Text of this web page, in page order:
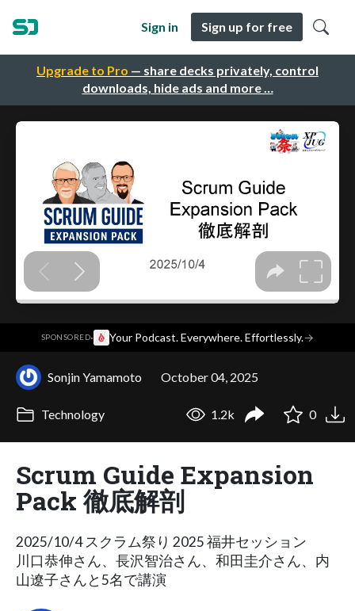
Upgrade to Pro — share decks privately, control
downloads, hide ads and more …
Sign in Sign up for free
SPONSORED· Your Podcast. Everywhere. Effortlessly.→
Sonjin Yamamoto October 04, 2025
Technology 1.2k 0
Scrum Guide Expansion
Pack 徹底解剖
2025/10/4 スクラム祭り 2025 福井セッション
川口恭伸さん、長沢智治さん、和田圭介さん、内
山遼子さんと5名で講演